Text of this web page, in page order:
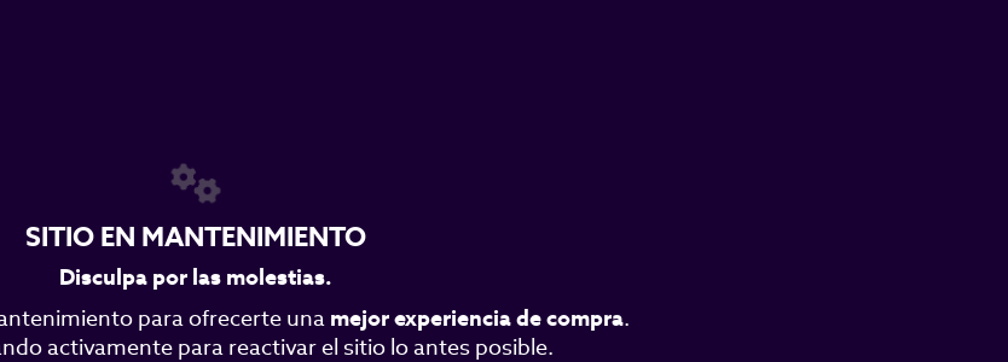
SITIO EN MANTENIMIENTO
Disculpa por las molestias.
para ofrecerte una mejor experiencia de compra.
activamente para reactivar el sitio lo antes posible.